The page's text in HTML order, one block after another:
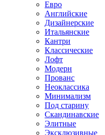
Евро
Английские
Дизайнерские
Итальянские
Кантри
Классические
Лофт
Модерн
Прованс
Неоклассика
Минимализм
Под старину
Скандинавские
Элитные
Эксклюзивные